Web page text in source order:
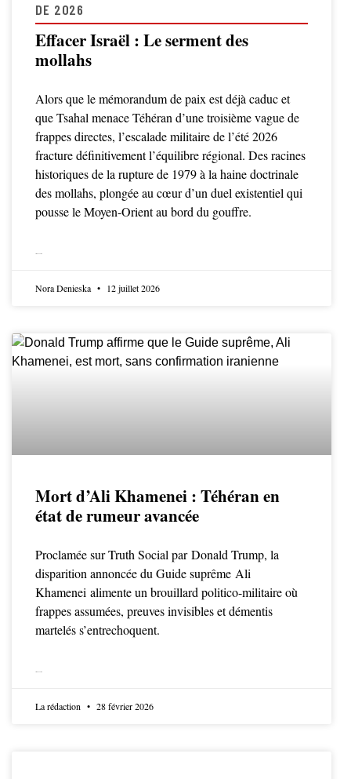
DE 2026
Effacer Israël : Le serment des
mollahs
Alors que le mémorandum de paix est déjà caduc et
que Tsahal menace Téhéran d’une troisième vague de
frappes directes, l’escalade militaire de l’été 2026
fracture définitivement l’équilibre régional. Des racines
historiques de la rupture de 1979 à la haine doctrinale
des mollahs, plongée au cœur d’un duel existentiel qui
pousse le Moyen-Orient au bord du gouffre.
Nora Denieska 12 juillet 2026
Mort d’Ali Khamenei : Téhéran en
état de rumeur avancée
Proclamée sur Truth Social par Donald Trump, la
disparition annoncée du Guide suprême Ali
Khamenei alimente un brouillard politico-militaire où
frappes assumées, preuves invisibles et démentis
martelés s’entrechoquent.
La rédaction 28 février 2026